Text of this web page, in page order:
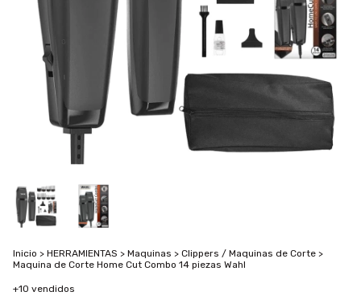
Inicio > HERRAMIENTAS > Maquinas > Clippers / Maquinas de Corte >
Maquina de Corte Home Cut Combo 14 piezas Wahl
+10 vendidos